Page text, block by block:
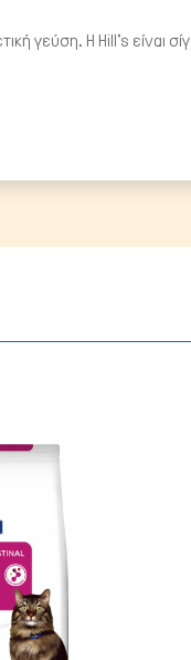
γεύση. Η Hill's είναι